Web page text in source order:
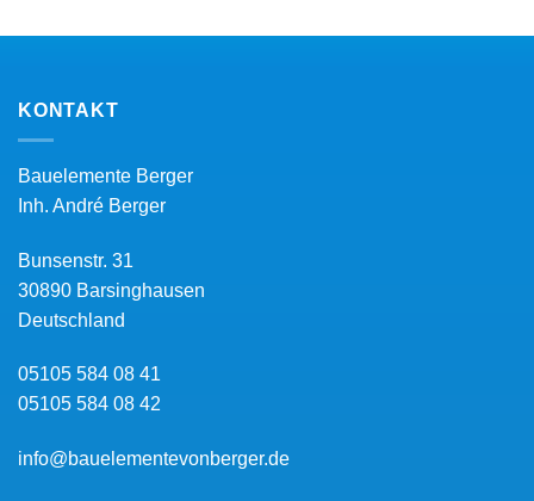
KONTAKT
Bauelemente Berger
Inh. André Berger
Bunsenstr. 31
30890 Barsinghausen
Deutschland
05105 584 08 41
05105 584 08 42
info@bauelementevonberger.de